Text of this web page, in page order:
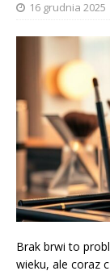
16 grudnia 2025
Brak brwi to
wieku, ale coraz